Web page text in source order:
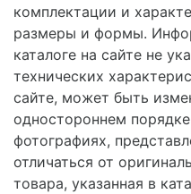
комплектации и
размеры и формы.
каталоге на сайте не
технических
сайте, может быть
одностороннем
фотографиях,
отличаться от
товара, указанная в